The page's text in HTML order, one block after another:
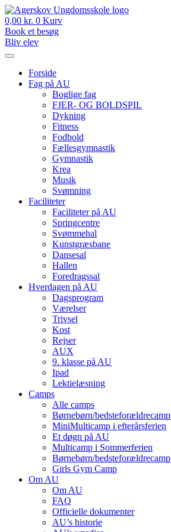
Videre
til
indhold
0,00 kr. 0 Kurv
Book et besøg
Bliv elev
Forside
Fag på AU
Boglige fag
FJER- OG BOLDSPIL
Dykning
Fitness
Fodbold
Fællesgymnastik
Gymnastik
Krea
Musik
Svømning
Faciliteter
Faciliteter på AU
Springcentre
Svømmehal
Kunstgræsbane
Dansesal
Hallen
Foredragssal
Hverdagen på AU
Dagsprogram
Værelser
Trivsel
Kost
Rejser
AUX
9. klasse på AU
Ipad
Lektielæsning
Camps
Alle camps
Børnebørn/
MiniMulti­camp i efterårsferien
Et døgn på AU
Multi­camp i Sommerferien
Børnebørn/
Girls Gym Camp
Om AU
Om AU
FAQ
Officielle dokumenter
AU’s historie